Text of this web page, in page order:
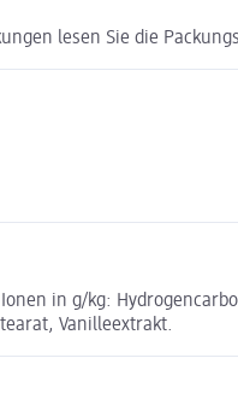
lesen Sie die
in g/kg:
Vanilleextrakt.